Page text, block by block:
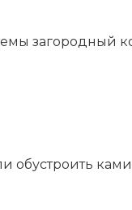
загородный